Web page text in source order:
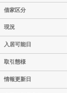
借家区分
現況
入居可能日
取引態様
情報更新日